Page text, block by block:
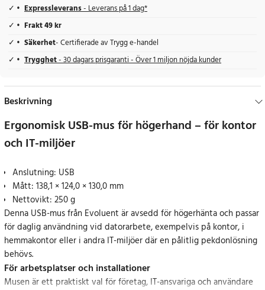
Expressleverans- Leverans på 1 dag*
Frakt 49 kr
Säkerhet- Certifierade av Trygg e-handel
Trygghet- 30 dagars prisgaranti - Över 1 miljon nöjda kunder
Beskrivning
Ergonomisk USB-mus för högerhand – för kontor
och IT-miljöer
Anslutning: USB
Mått: 138,1 × 124,0 × 130,0 mm
Nettovikt: 250 g
Denna USB-mus från Evoluent är avsedd för högerhänta och passar
för daglig användning vid datorarbete, exempelvis på kontor, i
hemmakontor eller i andra IT-miljöer där en pålitlig pekdonlösning
behövs.
För arbetsplatser och installationer
Musen är ett praktiskt val för företag, IT-ansvariga och användare